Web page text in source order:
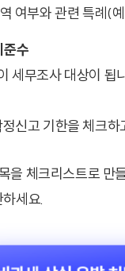
여부와 관련 특례(
준수
세무조사 대상이
신고 기한을 체크
을 체크리스트로 만
세요.